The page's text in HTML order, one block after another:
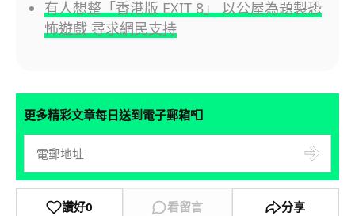
有人想整「香港版 EXIT 8」 以公屋為題製恐
怖遊戲 尋求網民支持
更多精彩文章每日送到電子郵箱📮
讚好0 看留言 分享